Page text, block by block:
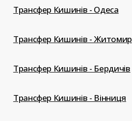
Трансфер Кишинів - Одеса
Трансфер Кишинів - Житомир
Трансфер Кишинів - Бердичів
Трансфер Кишинів - Вінниця